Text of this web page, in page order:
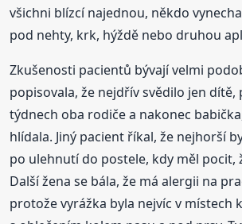
všichni blízcí najednou, někdo
pod nehty, krk, hýždě nebo druhou
Zkušenosti pacientů bývají velmi
popisovala, že nejdřív svědilo jen dítě,
týdnech oba rodiče a nakonec
hlídala. Jiný pacient říkal, že nejhorší
po ulehnutí do postele, kdy měl pocit,
Další žena se bála, že má alergii na
protože vyrážka byla nejvíc v místech